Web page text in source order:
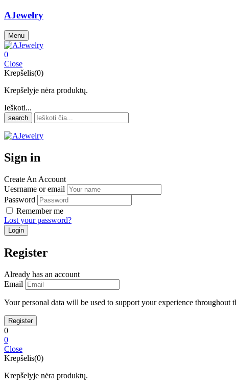
AJewelry
Menu
0
Close
Krepšelis(0)
Krepšelyje nėra produktų.
Ieškoti...
search
Sign in
Create An Account
Uesrname or email
Password
Remember me
Lost your password?
Register
Already has an account
Email
Your personal data will be used to support your experience throughout
0
0
Close
Krepšelis(0)
Krepšelyje nėra produktų.